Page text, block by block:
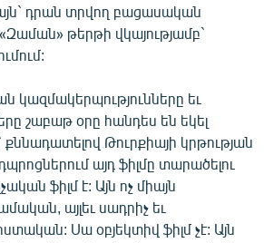
կայքերը
դրան տրվող բացասական
թերթի վկայությամբ`
կազմակերպությունները եւ
շաբաթ օրը հանդես են եկել
Թուրքիայի կրթության
այդ ֆիլմը տարածելու
ֆիլմ է: Այն ոչ միայն
այլեւ սադրիչ եւ
Սա օբյեկտիվ ֆիլմ չէ: Այն